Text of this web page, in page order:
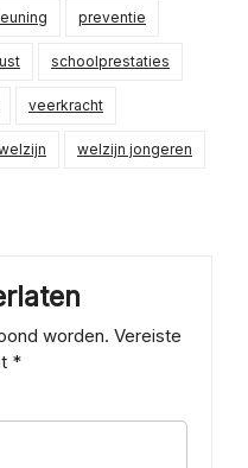
preventie
schoolprestaties
veerkracht
welzijn jongeren
worden. Vereiste
*